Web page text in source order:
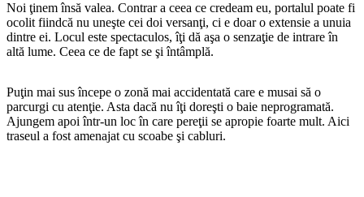
Noi ţinem însă valea. Contrar a ceea ce credeam eu, portalul poate fi
ocolit fiindcă nu uneşte cei doi versanţi, ci e doar o extensie a unuia
dintre ei. Locul este spectaculos, îţi dă aşa o senzaţie de intrare în
altă lume. Ceea ce de fapt se şi întâmplă.
Puţin mai sus începe o zonă mai accidentată care e musai să o
parcurgi cu atenţie. Asta dacă nu îţi doreşti o baie neprogramată.
Ajungem apoi într-un loc în care pereţii se apropie foarte mult. Aici
traseul a fost amenajat cu scoabe şi cabluri.